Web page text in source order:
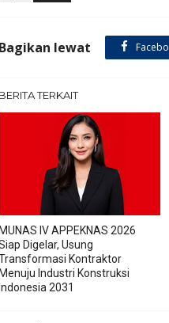
Bagikan lewat
BERITA TERKAIT
MUNAS IV APPEKNAS 2026
Digelar, Usung
Kontraktor
Menuju Industri Konstruksi
Indonesia 2031